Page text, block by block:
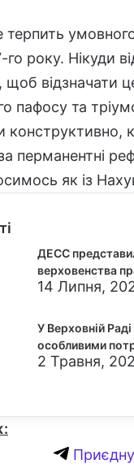
терпить
го року. Нікуди
щоб відзначати
пафосу та
конструктивно,
перманентні
як із
ДЕСС
верховенства
14 Липня,
У Верховній
особливими
2 Травня,